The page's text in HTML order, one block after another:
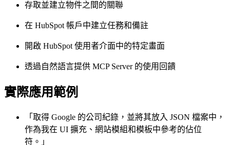
存取並建立物件之間的關聯
在 HubSpot 帳戶中建立任務和備註
開啟 HubSpot 使用者介面中的特定畫面
透過自然語言提供 MCP Server 的使用回饋
實際應用範例
「取得 Google 的公司紀錄，並將其放入 JSON 檔案中，
作為我在 UI 擴充、網站模組和模板中參考的佔位
符。」